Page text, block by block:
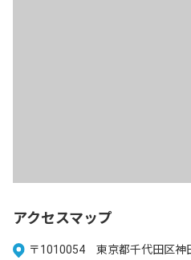
アクセスマップ
〒1010054 東京都千代田区神